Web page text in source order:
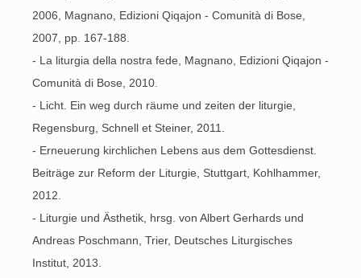
2006, Magnano, Edizioni Qiqajon - Comunità di Bose,
2007, pp. 167-188.
- La liturgia della nostra fede, Magnano, Edizioni Qiqajon -
Comunità di Bose, 2010.
- Licht. Ein weg durch räume und zeiten der liturgie,
Regensburg, Schnell et Steiner, 2011.
- Erneuerung kirchlichen Lebens aus dem Gottesdienst.
Beiträge zur Reform der Liturgie, Stuttgart, Kohlhammer,
2012.
- Liturgie und Ästhetik, hrsg. von Albert Gerhards und
Andreas Poschmann, Trier, Deutsches Liturgisches
Institut, 2013.